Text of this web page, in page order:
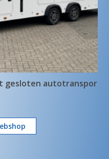
Brian James Race Sport gesloten autotransporter